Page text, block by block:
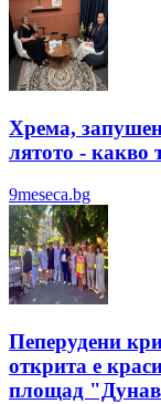
Хрема,
лятотo - какво
9meseca.bg
Пеперудени
открита е
площад